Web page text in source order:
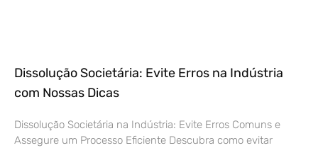
Dissolução Societária: Evite Erros na Indústria
com Nossas Dicas
Dissolução Societária na Indústria: Evite Erros Comuns e
Assegure um Processo Eficiente Descubra como evitar